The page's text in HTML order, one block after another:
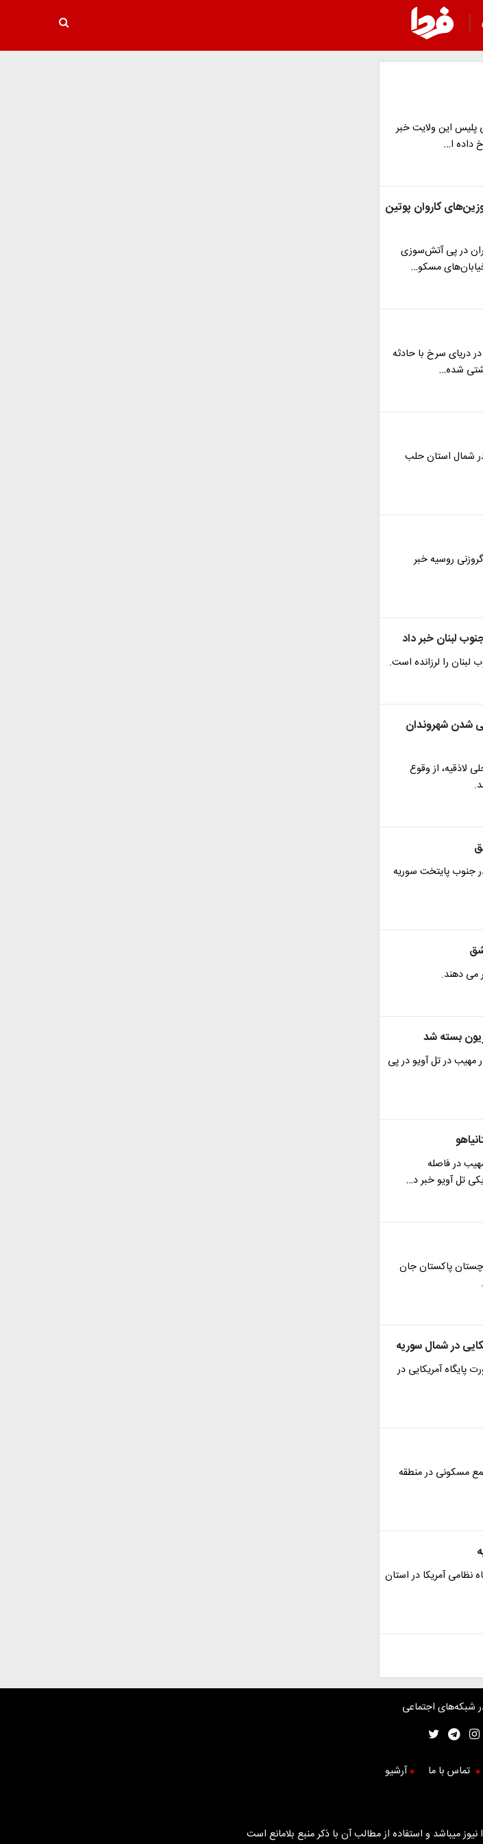
پلیس این ولایت خبر
داده ا…
کاروان پوتین
در پی آتش‌سوزی
مسکو…
دریای سرخ با حادثه
شده…
شمال استان حلب
روسیه خبر
لبنان خبر داد
لبنان را لرزانده است.
شدن شهروندان
لاذقیه، از وقوع
جنوب پایتخت سوریه
می دهند.
بسته شد
مهیب در تل آویو در پی
در فاصله
تل آویو خبر د…
پاکستان جان
در شمال سوریه
پایگاه آمریکایی در
مسکونی در منطقه
نظامی آمریکا در استان
شبکه‌های اجتماعی
تماس با ما آرشیو
میباشد و استفاده از مطالب آن با ذکر منبع بلامانع است